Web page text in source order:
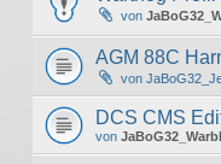
von
AGM 88C
von
DCS CMS
von